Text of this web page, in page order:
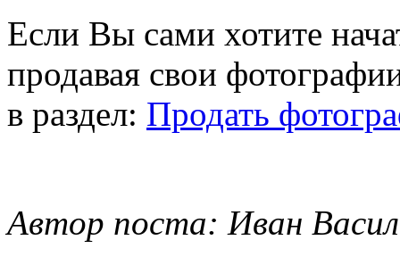
Если Вы сами хотите
продавая свои
в раздел: Продать
Автор поста: Иван